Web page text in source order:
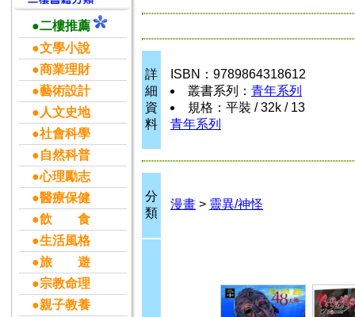
●二樓推薦
●文學小說
●商業理財
●藝術設計
●人文史地
●社會科學
●自然科普
●心理勵志
●醫療保健
●飲 食
●生活風格
●旅 遊
●宗教命理
●親子教養
詳
細
資
料
ISBN：9789864318612
叢書系列： 青年系列
規格：平裝 / 32k / 13
青年系列
分
類
漫畫 > 靈異/神怪